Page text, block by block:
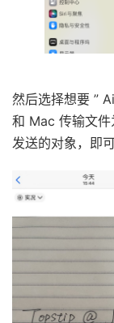
然后选择想要 ”
和 Mac 传输文
发送的对象，即